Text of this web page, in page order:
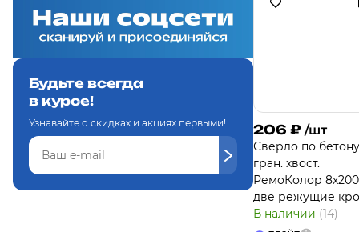
Будьте всегда
в курсе!
Узнавайте о скидках и акциях первыми! 206 ₽ /шт
Сверло по
гран. хвост.
РемоКолор
две режущие
В наличии (14)